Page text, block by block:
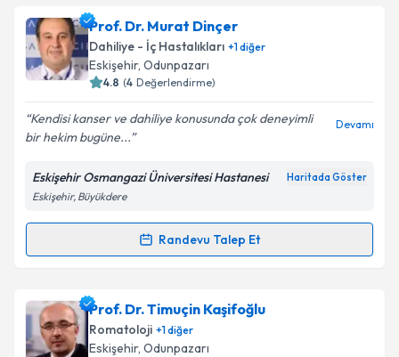
kapsamda işlenmesini kabul ediyorum.
Takvim Talebini Gönder
Uzm. Dr. Erdal Bodakçiiçin randevu takvimi talebi
oluşturun. Size bu uzmandan randevu almanız için bir
takvim hazırlandığında e-posta ile bilgilendireceğiz.
Kişisel verilerimin işlenmesine ilişkin
Aydınlatma
Metni'ni okudum ve kişisel verilerimin belirtilen
kapsamda işlenmesini kabul ediyorum.
Prof. Dr. Murat Dinçer
Dahiliye - İç Hastalıkları +1diğer
Eskişehir, Odunpazarı
4.8 (4 Değerlendirme)
Kendisi kanser ve dahiliye konusunda çok deneyimli
bir hekim bugüne...
Devamı
Eskişehir Osmangazi Üniversitesi Hastanesi Haritada Göster
Eskişehir, Büyükdere
Randevu Talep Et
Randevu Takvimi Talebi
Prof. Dr. Murat Dinçeriçin randevu takvimi talebi
oluşturun. Size bu uzmandan randevu almanız için bir
takvim hazırlandığında e-posta ile bilgilendireceğiz.
Prof. Dr. Timuçin Kaşifoğlu
Romatoloji +1diğer
Eskişehir, Odunpazarı